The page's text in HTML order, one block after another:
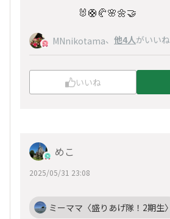
🐰🛟🥐🌸🌼🤝
MNnikotama、 他4人がいいね
いいね
めこ
2025/05/31 23:08
ミーママ〈盛りあげ隊！2期生〉